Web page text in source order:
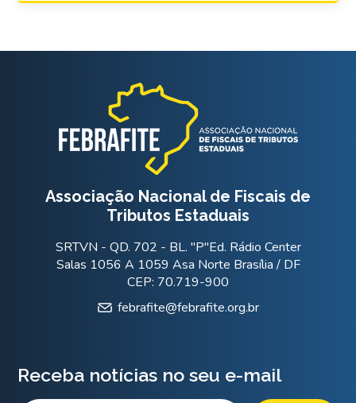
Associação Nacional de Fiscais de
Tributos Estaduais
SRTVN - QD. 702 - BL. "P"Ed. Rádio Center
Salas 1056 A 1059 Asa Norte Brasília / DF
CEP: 70.719-900
febrafite@febrafite.org.br
Receba notícias no seu e-mail